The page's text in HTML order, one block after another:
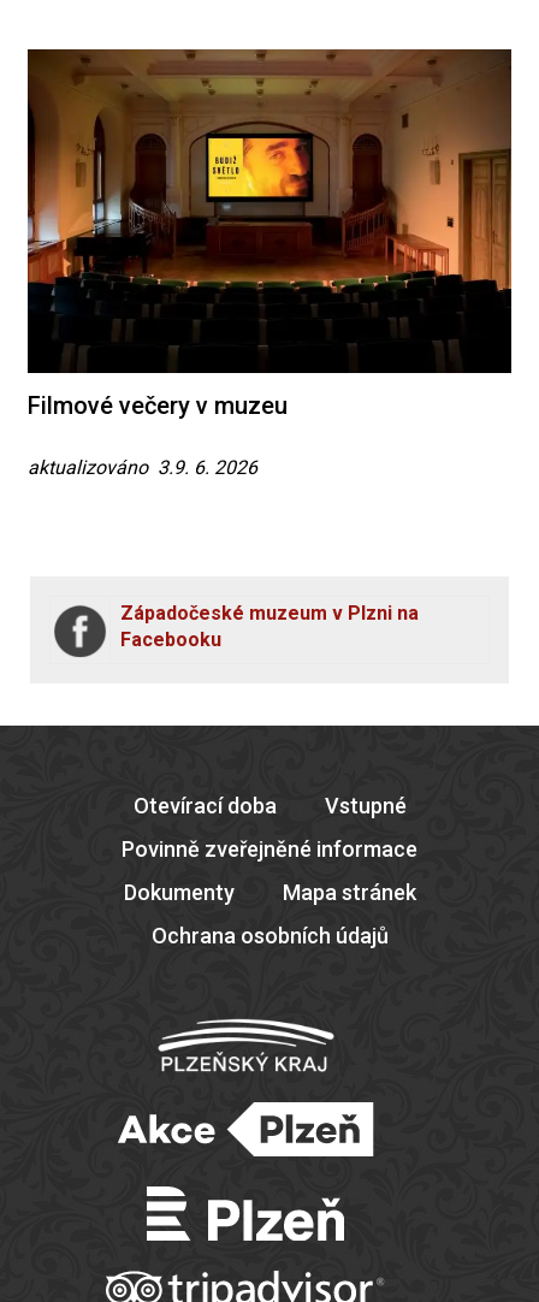
Filmové večery v muzeu
aktualizováno 3.9. 6. 2026
Západočeské muzeum v Plzni na
Facebooku
Otevírací doba
Vstupné
Povinně zveřejněné informace
Dokumenty
Mapa stránek
Ochrana osobních údajů